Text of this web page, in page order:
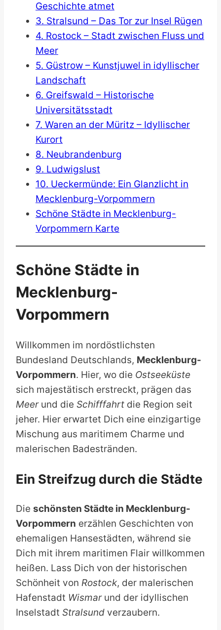
Geschichte atmet
3. Stralsund – Das Tor zur Insel Rügen
4. Rostock – Stadt zwischen Fluss und
Meer
5. Güstrow – Kunstjuwel in idyllischer
Landschaft
6. Greifswald – Historische
Universitätsstadt
7. Waren an der Müritz – Idyllischer
Kurort
8. Neubrandenburg
9. Ludwigslust
10. Ueckermünde: Ein Glanzlicht in
Mecklenburg-Vorpommern
Schöne Städte in Mecklenburg-
Vorpommern Karte
Schöne Städte in
Mecklenburg-
Vorpommern
Willkommen im nordöstlichsten
Bundesland Deutschlands, Mecklenburg-
Vorpommern. Hier, wo die Ostseeküste
sich majestätisch erstreckt, prägen das
Meerund die Schifffahrt die Region seit
jeher. Hier erwartet Dich eine einzigartige
Mischung aus maritimem Charme und
malerischen Badestränden.
Ein Streifzug durch die Städte
Die schönsten Städte in Mecklenburg-
Vorpommern erzählen Geschichten von
ehemaligen Hansestädten, während sie
Dich mit ihrem maritimen Flair willkommen
heißen. Lass Dich von der historischen
Schönheit von Rostock, der malerischen
Hafenstadt Wismarund der idyllischen
Inselstadt Stralsund verzaubern.